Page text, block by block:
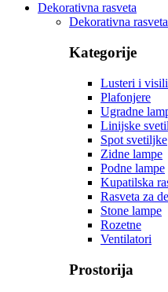
Dekorativna rasveta
Dekorativna rasveta
Kategorije
Lusteri i
Plafonjere
Ugradne
Linijske
Spot svetiljke
Zidne lampe
Podne lampe
Kupatilska
Rasveta za
Stone lampe
Rozetne
Ventilatori
Prostorija